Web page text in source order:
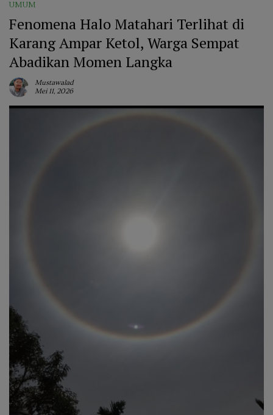
UMUM
Fenomena Halo Matahari Terlihat di
Karang Ampar Ketol, Warga Sempat
Abadikan Momen Langka
Mustawalad
Mei 11, 2026